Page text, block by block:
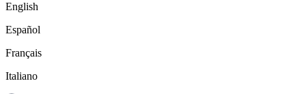
English
Español
Français
Italiano